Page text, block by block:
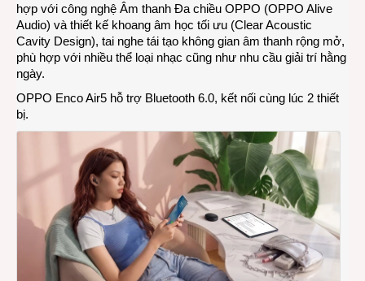
hợp với công nghệ Âm thanh Đa chiều OPPO (OPPO Alive
Audio) và thiết kế khoang âm học tối ưu (Clear Acoustic
Cavity Design), tai nghe tái tạo không gian âm thanh rộng mở,
phù hợp với nhiều thể loại nhạc cũng như nhu cầu giải trí hằng
ngày.
OPPO Enco Air5 hỗ trợ Bluetooth 6.0, kết nối cùng lúc 2 thiết
bị.